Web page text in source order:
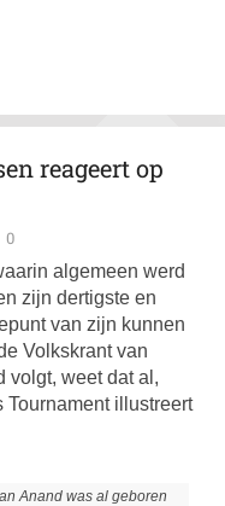
reageert op
0
algemeen werd
zijn dertigste en
van zijn kunnen
Volkskrant van
volgt, weet dat al,
Tournament illustreert
Anand was al geboren